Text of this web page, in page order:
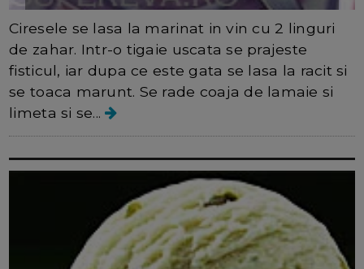
Ciresele se lasa la marinat in vin cu 2 linguri
de zahar. Intr-o tigaie uscata se prajeste
fisticul, iar dupa ce este gata se lasa la racit si
se toaca marunt. Se rade coaja de lamaie si
limeta si se...